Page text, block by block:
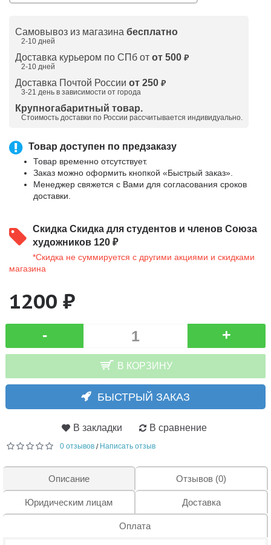
Самовывоз из магазина бесплатно
2-10 дней
Доставка курьером по СПб от от 500 ₽
2-10 дней
Доставка Почтой России от 250 ₽
3-21 день в зависимости от города
Крупногабаритный товар.
Стоимость доставки по России рассчитывается индивидуально.
Товар доступен по предзаказу
Товар временно отсутствует.
Заказ можно оформить кнопкой «Быстрый заказ».
Менеджер свяжется с Вами для согласования сроков
доставки.
Скидка Скидка для студентов и членов Союза
художников 120 ₽
*Скидка не суммируется с другими акциями и скидками
магазина
1200 ₽
- +
В КОРЗИНУ
БЫСТРЫЙ ЗАКАЗ
В закладки В сравнение
0 отзывов / Написать отзыв
Описание Отзывов (0)
Юридическим лицам Доставка
Оплата